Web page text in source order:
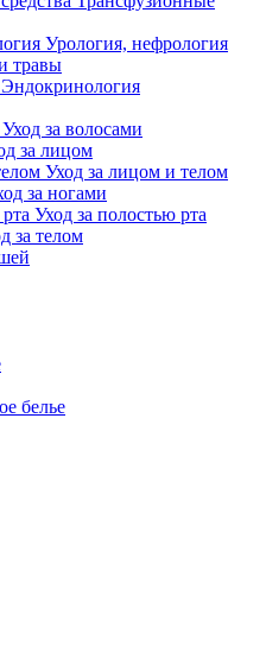
Урология, нефрология
травы
Эндокринология
Уход за волосами
за лицом
Уход за лицом и телом
за ногами
Уход за полостью рта
за телом
белье